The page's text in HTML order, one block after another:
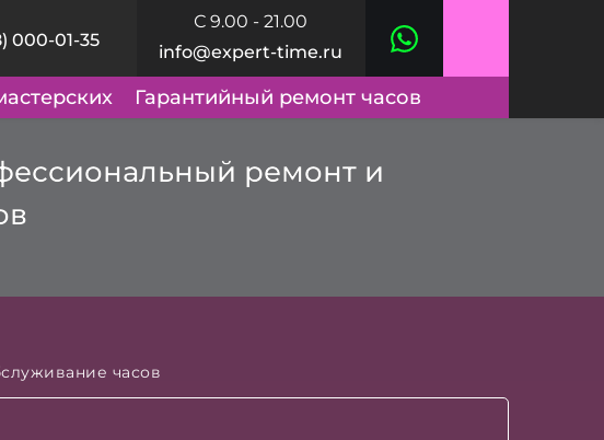
000-01-35
С 9.00 - 21.00
info@expert-time.ru
Гарантийный ремонт часов
ремонт и
часов